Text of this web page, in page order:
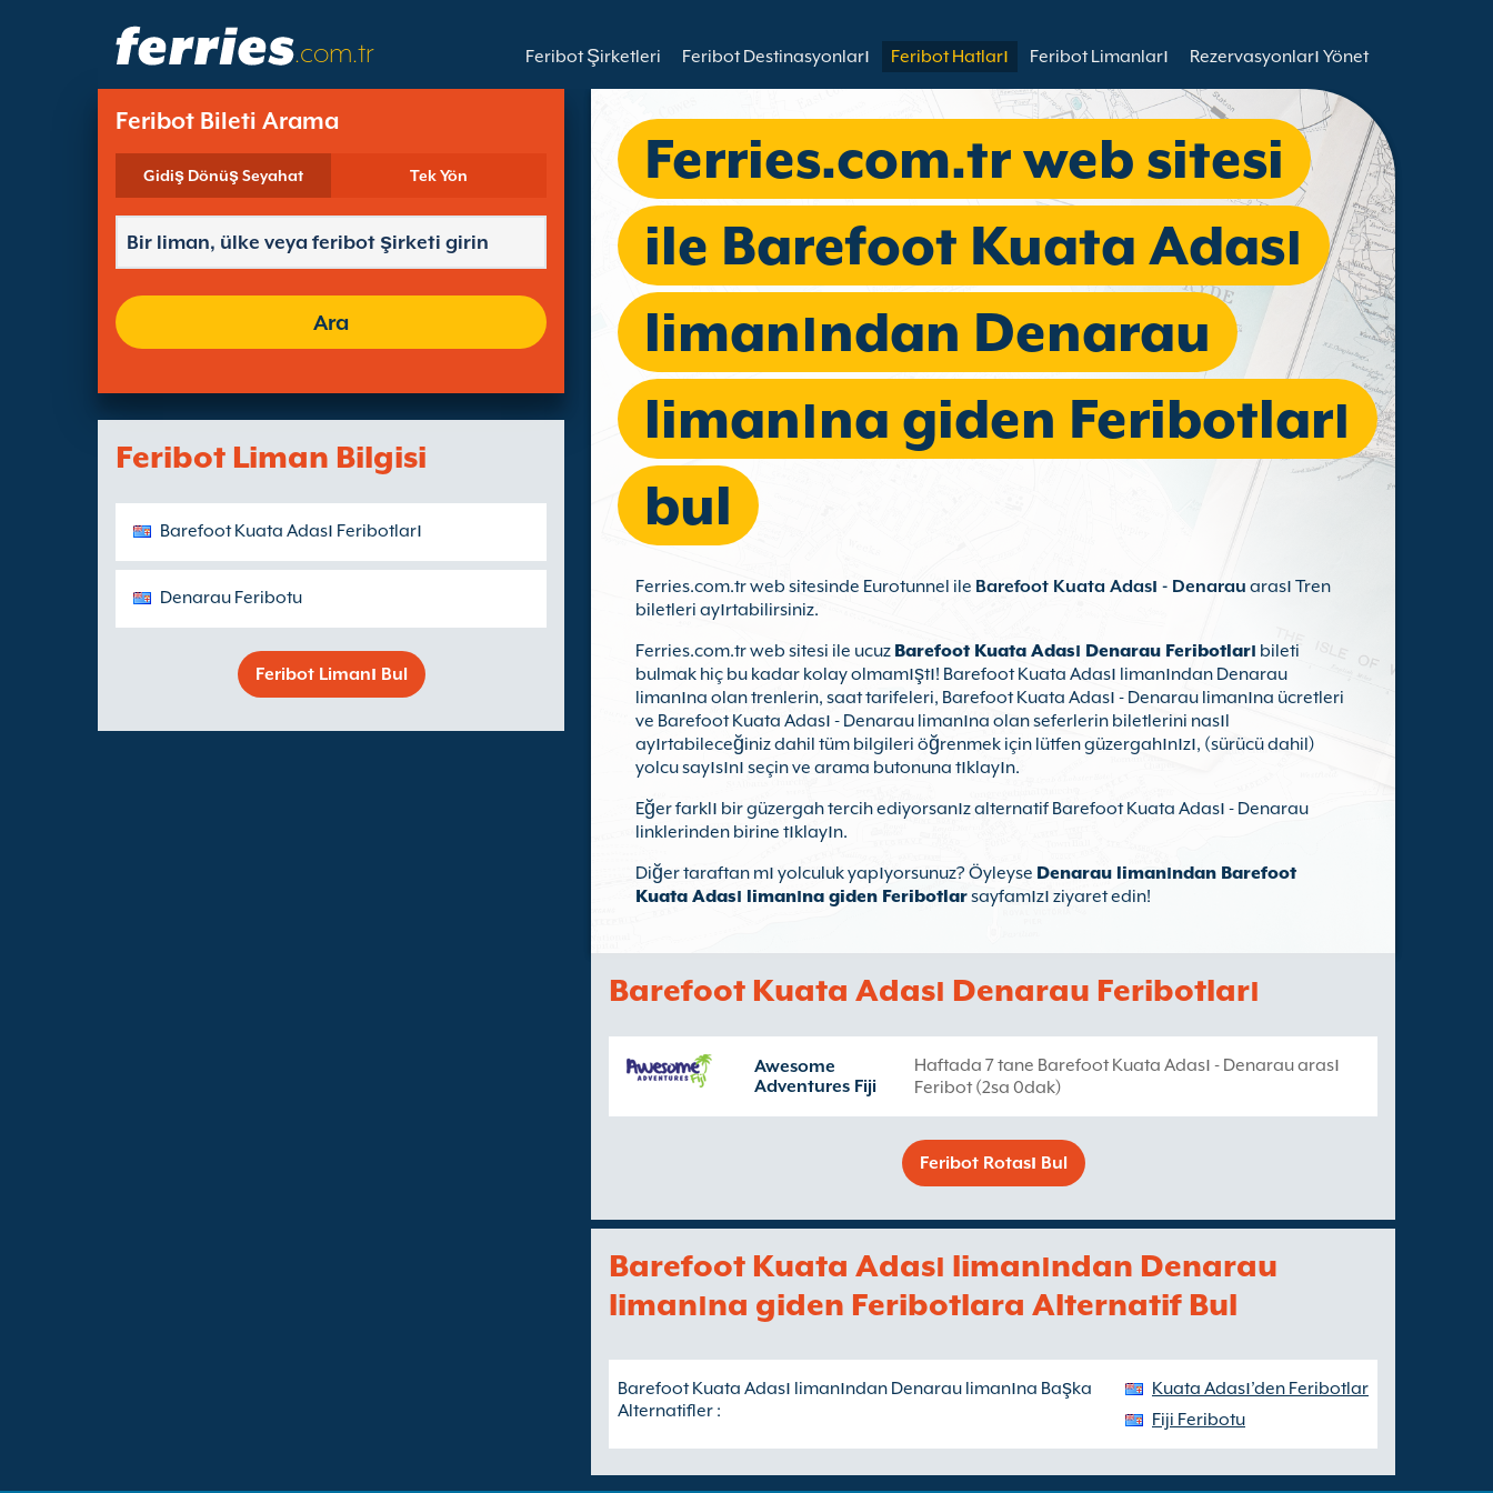
.com.tr Feribot Şirketleri Feribot Destinasyonları Feribot Hatları Feribot Limanları Rezervasyonları Yönet
Feribot Bileti Arama
Gidiş Dönüş Seyahat Tek Yön
Ara
Feribot Liman Bilgisi
Barefoot Kuata Adası Feribotları
Denarau Feribotu
Feribot Limanı Bul
Ferries.com.tr web sitesi
ile Barefoot Kuata Adası
limanından Denarau
limanına giden Feribotları
bul
Ferries.com.tr web sitesinde Eurotunnel ile Barefoot Kuata Adası - Denarau arası Tren
biletleri ayırtabilirsiniz.
Ferries.com.tr web sitesi ile ucuz Barefoot Kuata Adası Denarau Feribotları bileti
bulmak hiç bu kadar kolay olmamıştı! Barefoot Kuata Adası limanından Denarau
limanına olan trenlerin, saat tarifeleri, Barefoot Kuata Adası - Denarau limanına ücretleri
ve Barefoot Kuata Adası - Denarau limanına olan seferlerin biletlerini nasıl
ayırtabileceğiniz dahil tüm bilgileri öğrenmek için lütfen güzergahınızı, (sürücü dahil)
yolcu sayısını seçin ve arama butonuna tıklayın.
Eğer farklı bir güzergah tercih ediyorsanız alternatif Barefoot Kuata Adası - Denarau
linklerinden birine tıklayın.
Diğer taraftan mı yolculuk yapıyorsunuz? Öyleyse Denarau limanından Barefoot
Kuata Adası limanına giden Feribotlarsayfamızı ziyaret edin!
Barefoot Kuata Adası Denarau Feribotları
Awesome
Adventures Fiji
Haftada 7 tane Barefoot Kuata Adası - Denarau arası
Feribot (2sa 0dak)
Feribot Rotası Bul
Barefoot Kuata Adası limanından Denarau
limanına giden Feribotlara Alternatif Bul
Barefoot Kuata Adası limanından Denarau limanına Başka
Alternatifler :
Kuata Adası’den Feribotlar
Fiji Feribotu